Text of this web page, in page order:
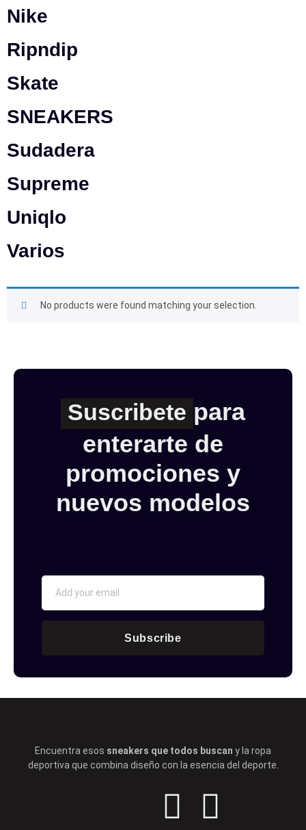
Nike
Ripndip
Skate
SNEAKERS
Sudadera
Supreme
Uniqlo
Varios
No products were found matching your selection.
Suscribete para
enterarte de
promociones y
nuevos modelos
Subscribe
Encuentra esos sneakers que todos buscan y la ropa
deportiva que combina diseño con la esencia del deporte.